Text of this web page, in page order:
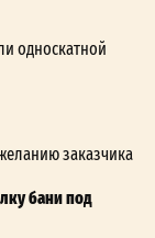
односкатной
заказчика
бани под